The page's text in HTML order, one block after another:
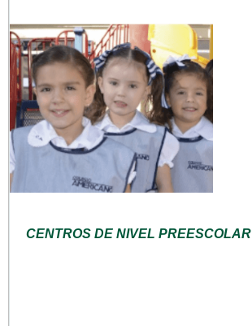
CENTROS DE NIVEL PREESCOLAR